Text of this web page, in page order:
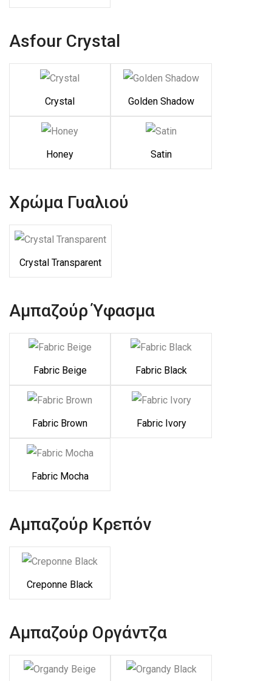
Asfour Crystal
Crystal Golden Shadow
Honey Satin
Χρώμα Γυαλιού
Crystal Transparent
Αμπαζούρ Ύφασμα
Fabric Beige Fabric Black
Fabric Brown Fabric Ivory
Fabric Mocha
Αμπαζούρ Κρεπόν
Creponne Black
Αμπαζούρ Οργάντζα